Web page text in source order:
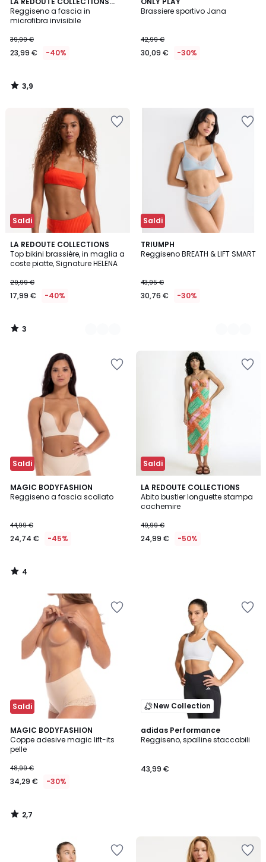
PLUS
Reggiseno a fascia in
microfibra invisibile
39,99 €
23,99 € -40%
/ 5
3,9
/
Brassiere sportivo Jana
42,99 €
30,09 € -30%
Saldi
LA REDOUTE COLLECTIONS
Top bikini brassière, in maglia a
coste piatte, Signature HELENA
29,99 €
17,99 € -40%
3
/
5
2
Colori
3
/
Saldi
TRIUMPH
Reggiseno BREATH & LIFT SMART
43,95 €
30,76 € -30%
2
Colori
Saldi
MAGIC BODYFASHION
Reggiseno a fascia scollato
44,99 €
24,74 € -45%
4
/
4
/
Saldi
LA REDOUTE COLLECTIONS
Abito bustier longuette stampa
cachemire
49,99 €
24,99 € -50%
Saldi
MAGIC BODYFASHION
Coppe adesive magic lift-its
pelle
48,99 €
34,29 € -30%
2,7
/ 5
2,7
/
New Collection
adidas Performance
Reggiseno, spalline staccabili
43,99 €